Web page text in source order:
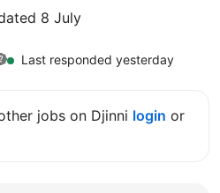
8 July
Last responded yesterday
jobs on Djinni login or